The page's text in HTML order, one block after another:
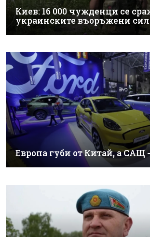
Киев: 16 000 чужденци се
украинските въоръжени
Европа губи от Китай, а САЩ